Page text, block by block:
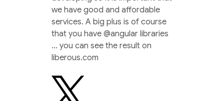
we have good and affordable
services. A big plus is of course
that you have @angular libraries
… you can see the result on
liberous.com